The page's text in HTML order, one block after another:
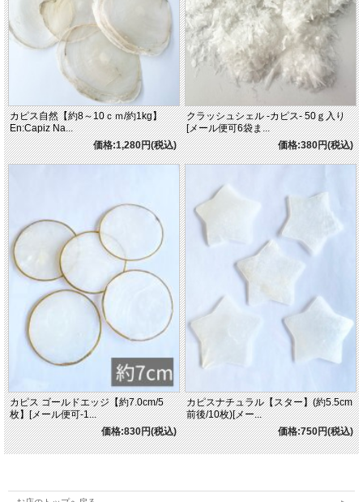
カピス自然【約8～10ｃｍ/約1kg】
En:Capiz Na...
価格:1,280円(税込)
クラッシュシェル -カピス‐ 50ｇ入り
[メール便可6袋ま...
価格:380円(税込)
カピス ゴールドエッジ【約7.0cm/5
枚】[メール便可-1...
価格:830円(税込)
カピスナチュラル【スター】(約5.5cm
前後/10枚)[メー...
価格:750円(税込)